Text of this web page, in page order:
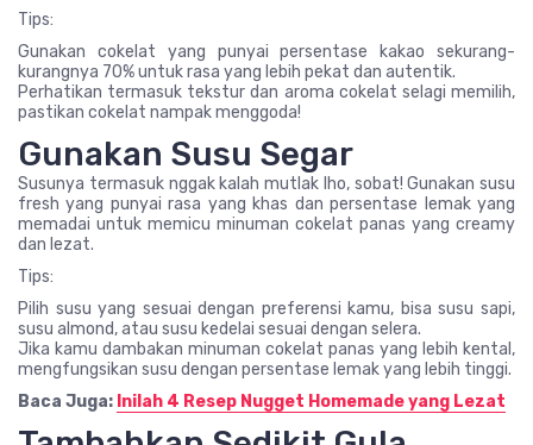
Tips:
Gunakan cokelat yang punyai persentase kakao sekurang-
kurangnya 70% untuk rasa yang lebih pekat dan autentik.
Perhatikan termasuk tekstur dan aroma cokelat selagi memilih,
pastikan cokelat nampak menggoda!
Gunakan Susu Segar
Susunya termasuk nggak kalah mutlak lho, sobat! Gunakan susu
fresh yang punyai rasa yang khas dan persentase lemak yang
memadai untuk memicu minuman cokelat panas yang creamy
dan lezat.
Tips:
Pilih susu yang sesuai dengan preferensi kamu, bisa susu sapi,
susu almond, atau susu kedelai sesuai dengan selera.
Jika kamu dambakan minuman cokelat panas yang lebih kental,
mengfungsikan susu dengan persentase lemak yang lebih tinggi.
Baca Juga: Inilah 4 Resep Nugget Homemade yang Lezat